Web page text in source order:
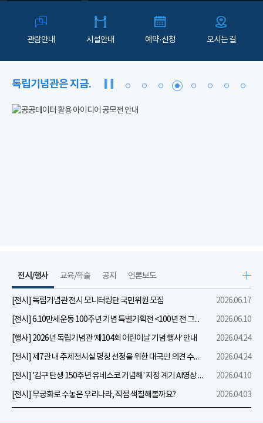
관람안내 시설안내 예약·신청 오시는 길
독립기념관은 지금.
전시/행사
[전시] 독립기념관 전시 모니터링단 국민위원 모집
2026.06.17
[전시] 6.10만세운동 100주년 기념 특별기획전 <100년 전 그날을 보다: 6.10만세운동>
2026.06.10
[행사] 2026년 독립기념관 ‘제104회 어린이날 기념 행사’ 안내
2026.04.24
[전시] 제7관 내 주제전시실 명칭 선정을 위한 대국민 의견 수렴 실시
2026.04.24
[전시] '김구 탄생 150주년 유네스코 기념해' 지정 계기 AI영상 국민공모 개최 안내
2026.04.10
[전시] 무궁화로 수놓은 우리나라, 직접 색칠해볼까요?
2026.04.03
교육/학술 공지 언론보도